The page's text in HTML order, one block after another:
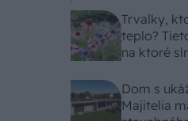
Trvalky,
teplo?
na ktoré
Dom s
Majitelia